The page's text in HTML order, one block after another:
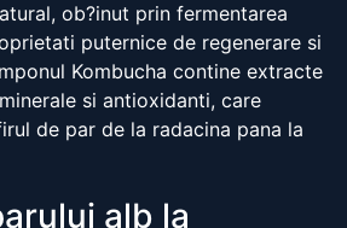
ob?inut prin fermentarea
puternice de regenerare si
Kombucha contine extracte
si antioxidanti, care
de par de la radacina pana la
alb la